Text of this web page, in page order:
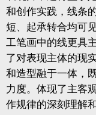
和创作实践，线条
短、起承转合均可
工笔画中的线更具
了对表现主体的现
和造型融于一体，
力度。体现了主客
作规律的深刻理解